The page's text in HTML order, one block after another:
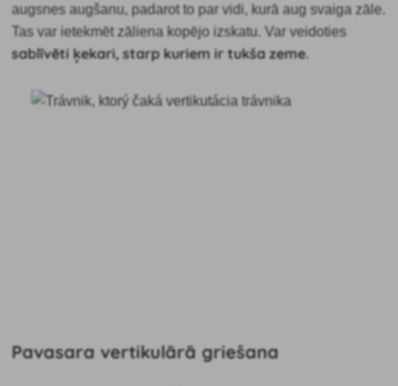
augsnes augšanu, padarot to par vidi, kurā aug svaiga zāle.
Tas var ietekmēt zāliena kopējo izskatu. Var veidoties
sablīvēti ķekari, starp kuriem ir tukša zeme.
Pavasara vertikulārā griešana